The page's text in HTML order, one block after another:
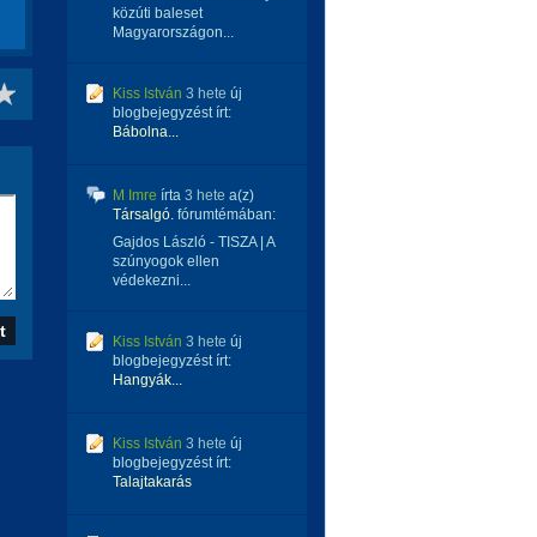
közúti baleset
Magyarországon...
Kiss István 3 hete új
blogbejegyzést írt:
Bábolna...
M Imre írta 3 hete a(z)
Társalgó. fórumtémában:
Gajdos László - TISZA | A
szúnyogok ellen
védekezni...
Kiss István 3 hete új
blogbejegyzést írt:
Hangyák...
Kiss István 3 hete új
blogbejegyzést írt:
Talajtakarás